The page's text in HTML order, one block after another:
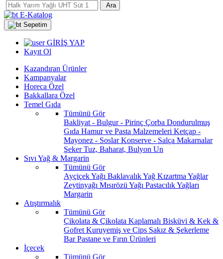
Ara
E-Katalog
Sepetim
GİRİŞ YAP
Kayıt Ol
Kazandıran Ürünler
Kampanyalar
Horeca Özel
Bakkallara Özel
Temel Gıda
Tümünü Gör
Bakliyat - Bulgur - Pirinç Çorba Dondurulmuş
Gıda Hamur ve Pasta Malzemeleri Ketçap -
Mayonez - SoslarKonserve - Salça Makarnalar
ŞekerTuz, Baharat, Bulyon Un
Sıvı Yağ & Margarin
Tümünü Gör
Ayçiçek Yağı Baklavalık Yağ Kızartma Yağlar
Zeytinyağı Mısırözü Yağı Pastacılık Yağları
Margarin
Atıştırmalık
Tümünü Gör
Çikolata & Çikolata Kaplamalı Bisküvi & Kek &
Gofret Kuruyemiş ve Cips Sakız & Şekerleme
BarPastane ve Fırın Ürünleri
İçecek
Tümünü Gör